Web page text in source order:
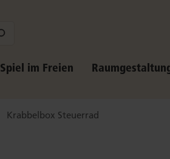
Spiel im Freien
Krabbelbox Steuerrad